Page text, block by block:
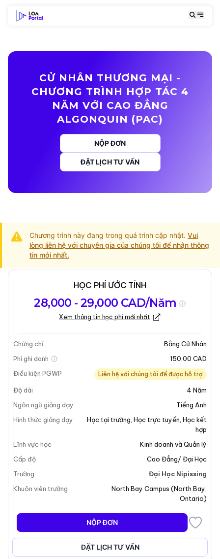
CỬ NHÂN THƯƠNG MẠI -
CHƯƠNG TRÌNH HỢP TÁC 4
NĂM VỚI CAO ĐẲNG
ALGONQUIN (PAC)
NỘP ĐƠN
ĐẶT LỊCH TƯ VẤN
Chương trình này đang trong quá trình cập nhật. Vui
lòng liên hệ với chuyên gia của chúng tôi để nhận thông
tin mới nhất.
chương trình
Học
Kỳ nhập học
Tổng quan về chương trình
Tổng quan chương trình
Cử Nhân Thương Mại - Chương Trình Hợp Tác 4 Năm
với Cao Đẳng Algonquin (PAC) cung cấp một cơ hội
độc đáo cho các sinh viên tốt nghiệp từ các cao đẳng
Ontario được chọn. Chương trình này cho phép sinh
viên có bằng cao đẳng nâng cao 3 năm trong lĩnh vực
kinh doanh, bằng cao đẳng 2 năm trong lĩnh vực kinh
doanh, hoặc bằng cao đẳng Esports 2 năm có thể rút
ngắn thời gian học tập của họ. Sinh viên có thể hoàn
thành bằng Cử Nhân Thương Mại trong thời gian chỉ
12 thángtrong khi vẫn ở lại cộng đồng của họ và
tham gia các lớp học tại các cơ sở của cao đẳng đối
điều này có thể ảnh hưởng đến khả năng đủ điều kiện
của sinh viên quốc tế cho Giấy Phép Làm Việc Sau Tốt
HỌC PHÍ ƯỚC TÍNH
28,000 - 29,000 CAD/Năm
Xem thông tin học phí mới nhất
Chứng chỉ
Bằng Cử Nhân
Phí ghi danh
150.00 CAD
Điều kiện PGWP
Liên hệ với chúng tôi để được hỗ trợ
Độ dài 4 Năm
Ngôn ngữ giảng dạy
Tiếng Anh
Hình thức giảng dạy
Học tại trường Học trực tuyến Học kết
hợp
Lĩnh vực học
Kinh doanh và Quản lý
Cấp độ
Cao Đẳng/ Đại Học
Trường
Đại Học Nipissing
Khuôn viên trường
North Bay Campus (North Bay
Ontario)
NỘP ĐƠN
ĐẶT LỊCH TƯ VẤN